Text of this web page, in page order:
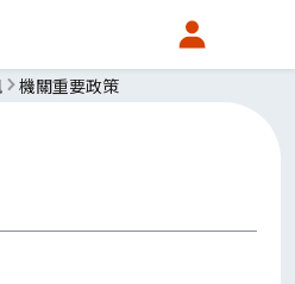
會員中心
機關重要政策